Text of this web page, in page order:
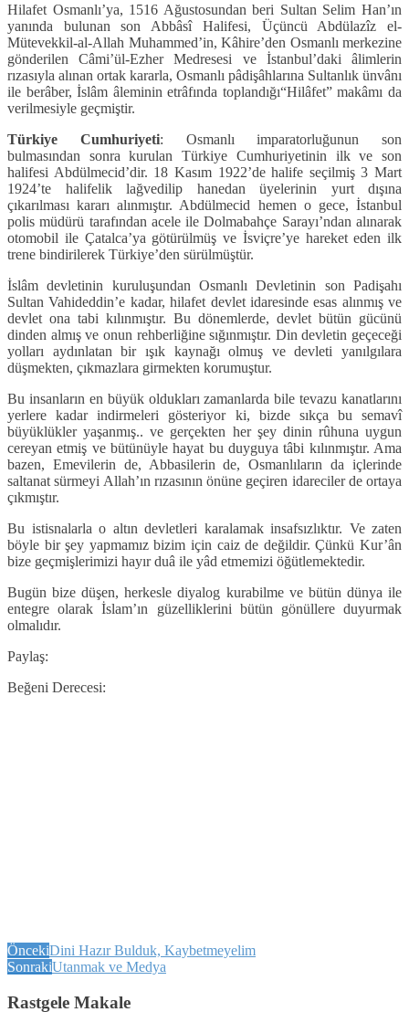
Hilafet Osmanlı’ya, 1516 Ağustosundan beri Sultan Selim Han’ın
yanında bulunan son Abbâsî Halifesi, Üçüncü Abdülazîz el-
Mütevekkil-al-Allah Muhammed’in, Kâhire’den Osmanlı merkezine
gönderilen Câmi’ül-Ezher Medresesi ve İstanbul’daki âlimlerin
rızasıyla alınan ortak kararla, Osmanlı pâdişâhlarına Sultanlık ünvânı
ile berâber, İslâm âleminin etrâfında toplandığı“Hilâfet” makâmı da
verilmesiyle geçmiştir.
Türkiye Cumhuriyeti: Osmanlı imparatorluğunun son
bulmasından sonra kurulan Türkiye Cumhuriyetinin ilk ve son
halifesi Abdülmecid’dir. 18 Kasım 1922’de halife seçilmiş 3 Mart
1924’te halifelik lağvedilip hanedan üyelerinin yurt dışına
çıkarılması kararı alınmıştır. Abdülmecid hemen o gece, İstanbul
polis müdürü tarafından acele ile Dolmabahçe Sarayı’ndan alınarak
otomobil ile Çatalca’ya götürülmüş ve İsviçre’ye hareket eden ilk
trene bindirilerek Türkiye’den sürülmüştür.
İslâm devletinin kuruluşundan Osmanlı Devletinin son Padişahı
Sultan Vahideddin’e kadar, hilafet devlet idaresinde esas alınmış ve
devlet ona tabi kılınmıştır. Bu dönemlerde, devlet bütün gücünü
dinden almış ve onun rehberliğine sığınmıştır. Din devletin geçeceği
yolları aydınlatan bir ışık kaynağı olmuş ve devleti yanılgılara
düşmekten, çıkmazlara girmekten korumuştur.
Bu insanların en büyük oldukları zamanlarda bile tevazu kanatlarını
yerlere kadar indirmeleri gösteriyor ki, bizde sıkça bu semavî
büyüklükler yaşanmış.. ve gerçekten her şey dinin rûhuna uygun
cereyan etmiş ve bütünüyle hayat bu duyguya tâbi kılınmıştır. Ama
bazen, Emevilerin de, Abbasilerin de, Osmanlıların da içlerinde
saltanat sürmeyi Allah’ın rızasının önüne geçiren idareciler de ortaya
çıkmıştır.
Bu istisnalarla o altın devletleri karalamak insafsızlıktır. Ve zaten
böyle bir şey yapmamız bizim için caiz de değildir. Çünkü Kur’ân
bize geçmişlerimizi hayır duâ ile yâd etmemizi öğütlemektedir.
Bugün bize düşen, herkesle diyalog kurabilme ve bütün dünya ile
entegre olarak İslam’ın güzelliklerini bütün gönüllere duyurmak
olmalıdır.
Paylaş:
Beğeni Derecesi:
ÖncekiDini Hazır Bulduk, Kaybetmeyelim
SonrakiUtanmak ve Medya
Rastgele Makale